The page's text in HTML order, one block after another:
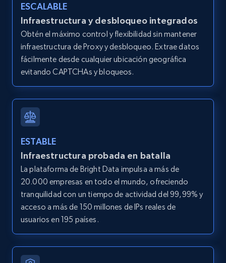
ESCALABLE
Infraestructura y desbloqueo integrados
Obtén el máximo control y flexibilidad sin mantener
infraestructura de Proxy y desbloqueo. Extrae datos
fácilmente desde cualquier ubicación geográfica
evitando CAPTCHAs y bloqueos.
ESTABLE
Infraestructura probada en batalla
La plataforma de Bright Data impulsa a más de
20.000 empresas en todo el mundo, ofreciendo
tranquilidad con un tiempo de actividad del 99,99% y
acceso a más de 150 millones de IPs reales de
usuarios en 195 países.